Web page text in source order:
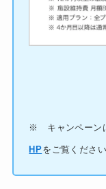
※ キャンペーン
HPをご覧ください